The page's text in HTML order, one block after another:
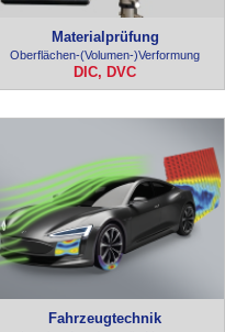
Materialprüfung
Oberflächen-(Volumen-)Verformung
DIC, DVC
Fahrzeugtechnik